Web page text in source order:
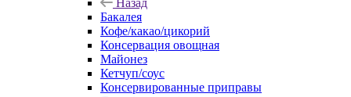
Назад
Бакалея
Кофе/какао/цикорий
Консервация овощная
Майонез
Кетчуп/соус
Консервированные приправы